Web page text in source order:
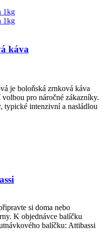
káva
je boloňská zrnková káva
pro náročné zákazníky.
intenzivní a nasládlou
si doma nebo
K objednávce balíčku
balíčku: Attibassi